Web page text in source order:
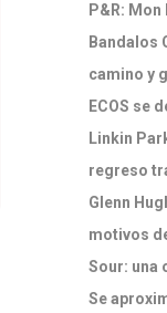
P&R:
Bandalos
camino y
ECOS se
Linkin
regreso
Glenn
motivos
Sour: una
Se